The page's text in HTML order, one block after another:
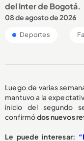
del Inter de Bogotá.
08 de agosto de 2026
Deportes
Luego de varias
mantuvo a la
inicio del segundo
confirmódos nuevos
Le puede interesar: